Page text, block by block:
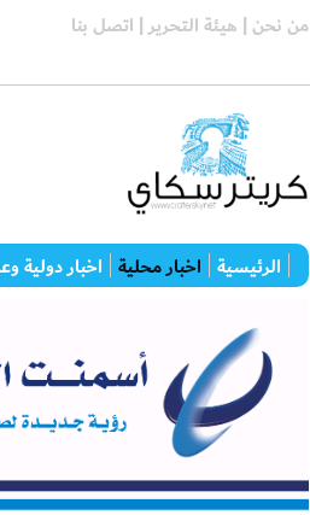
من نحن | هيئة التحرير | اتصل بنا
الرئيسية اخبار محلية اخبار دولية